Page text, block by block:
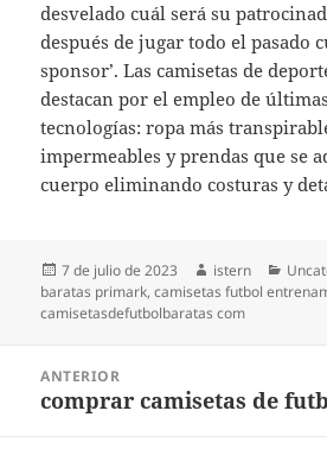
desvelado cuál será su
después de jugar todo el pasado
sponsor’. Las camisetas de
destacan por el empleo de
tecnologías: ropa más
impermeables y prendas que se
cuerpo eliminando costuras y
Publicado
el
7 de julio de 2023 Autor
istern
baratas primark,camisetas futbol
camisetasdefutbolbaratas com
entradas
ANTERIOR
Entrada
comprar camisetas de